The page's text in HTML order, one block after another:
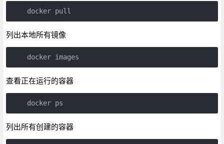
列出本地所有镜像
查看正在运行的容器
列出所有创建的容器